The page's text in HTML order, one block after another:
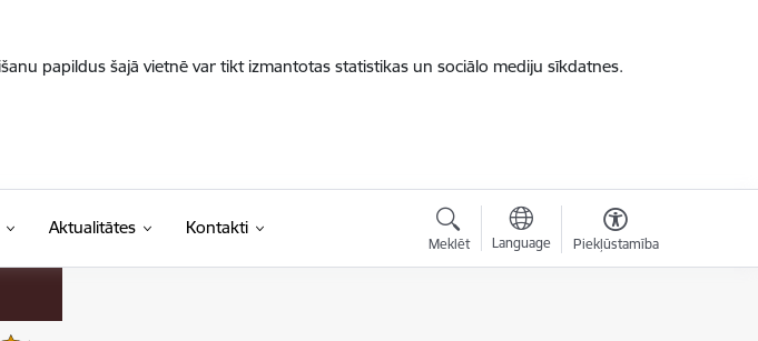
papildus šajā vietnē var tikt izmantotas statistikas un sociālo mediju sīkdatnes.
Aktualitātes Kontakti
Meklēt Language Piekļūstamība